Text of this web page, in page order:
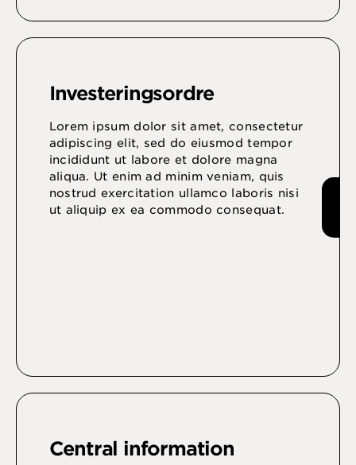
Investeringsordre
Lorem ipsum dolor sit amet, consectetur
adipiscing elit, sed do eiusmod tempor
incididunt ut labore et dolore magna
aliqua. Ut enim ad minim veniam, quis
nostrud exercitation ullamco laboris nisi
ut aliquip ex ea commodo consequat.
Central information